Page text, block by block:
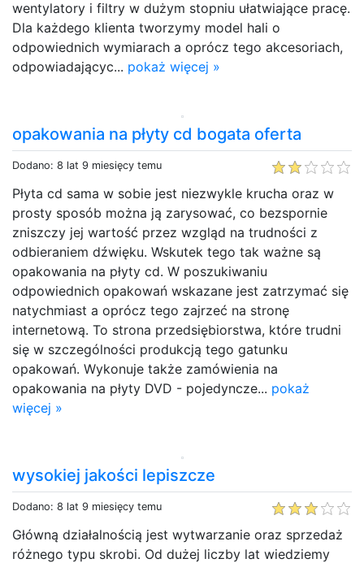
wentylatory i filtry w dużym stopniu ułatwiające pracę.
Dla każdego klienta tworzymy model hali o
odpowiednich wymiarach a oprócz tego akcesoriach,
odpowiadającyc... pokaż więcej »
opakowania na płyty cd bogata oferta
Dodano: 8 lat 9 miesięcy temu
Płyta cd sama w sobie jest niezwykle krucha oraz w
prosty sposób można ją zarysować, co bezspornie
zniszczy jej wartość przez wzgląd na trudności z
odbieraniem dźwięku. Wskutek tego tak ważne są
opakowania na płyty cd. W poszukiwaniu
odpowiednich opakowań wskazane jest zatrzymać się
natychmiast a oprócz tego zajrzeć na stronę
internetową. To strona przedsiębiorstwa, które trudni
się w szczególności produkcją tego gatunku
opakowań. Wykonuje także zamówienia na
opakowania na płyty DVD - pojedyncze... pokaż
więcej »
wysokiej jakości lepiszcze
Dodano: 8 lat 9 miesięcy temu
Główną działalnością jest wytwarzanie oraz sprzedaż
różnego typu skrobi. Od dużej liczby lat wiedziemy